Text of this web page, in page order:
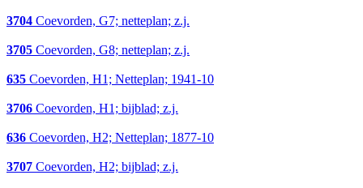
3704 Coevorden, G7; netteplan; z.j.
3705 Coevorden, G8; netteplan; z.j.
635 Coevorden, H1; Netteplan; 1941-10
3706 Coevorden, H1; bijblad; z.j.
636 Coevorden, H2; Netteplan; 1877-10
3707 Coevorden, H2; bijblad; z.j.